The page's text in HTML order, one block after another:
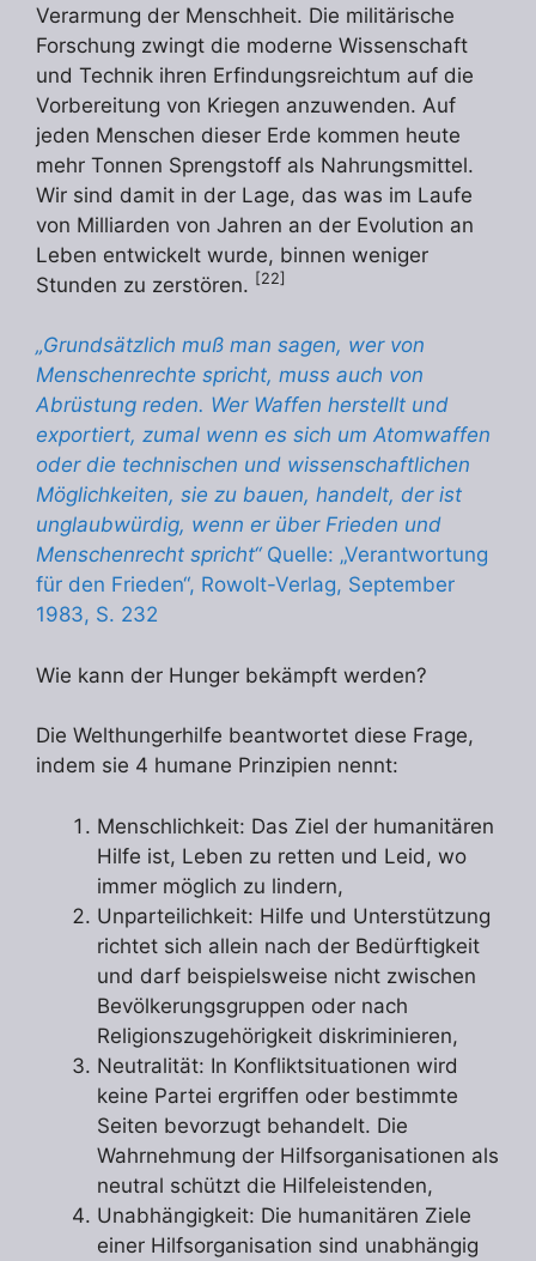
Verarmung der Menschheit. Die militärische
Forschung zwingt die moderne Wissenschaft
und Technik ihren Erfindungsreichtum auf die
Vorbereitung von Kriegen anzuwenden. Auf
jeden Menschen dieser Erde kommen heute
mehr Tonnen Sprengstoff als Nahrungsmittel.
Wir sind damit in der Lage, das was im Laufe
von Milliarden von Jahren an der Evolution an
Leben entwickelt wurde, binnen weniger
Stunden zu zerstören. [22]
„Grundsätzlich muß man sagen, wer von
Menschenrechte spricht, muss auch von
Abrüstung reden. Wer Waffen herstellt und
exportiert, zumal wenn es sich um Atomwaffen
oder die technischen und wissenschaftlichen
Möglichkeiten, sie zu bauen, handelt, der ist
unglaubwürdig, wenn er über Frieden und
Menschenrecht spricht“Quelle: „Verantwortung
für den Frieden“, Rowolt-Verlag, September
1983, S. 232
Wie kann der Hunger bekämpft werden?
Die Welthungerhilfe beantwortet diese Frage,
indem sie 4 humane Prinzipien nennt:
Menschlichkeit: Das Ziel der humanitären
Hilfe ist, Leben zu retten und Leid, wo
immer möglich zu lindern,
Unparteilichkeit: Hilfe und Unterstützung
richtet sich allein nach der Bedürftigkeit
und darf beispielsweise nicht zwischen
Bevölkerungsgruppen oder nach
Religionszugehörigkeit diskriminieren,
Neutralität: In Konfliktsituationen wird
keine Partei ergriffen oder bestimmte
Seiten bevorzugt behandelt. Die
Wahrnehmung der Hilfsorganisationen als
neutral schützt die Hilfeleistenden,
Unabhängigkeit: Die humanitären Ziele
einer Hilfsorganisation sind unabhängig